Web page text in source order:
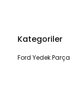
Kategoriler
Ford Yedek Parça